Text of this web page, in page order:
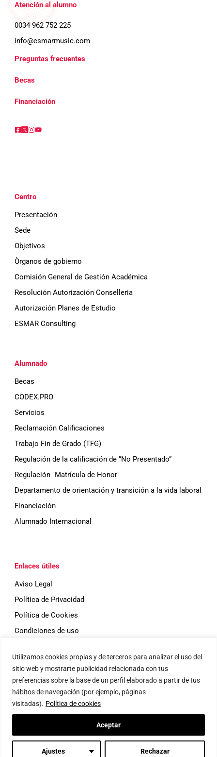
Utilizamos cookies propias y de terceros para analizar el uso del
sitio web y mostrarte publicidad relacionada con tus
preferencias sobre la base de un perfil elaborado a partir de tus
hábitos de navegación (por ejemplo, páginas
visitadas). Política de cookies
Ajustes Rechazar
Aceptar
Atención al alumno
0034 962 752 225
info@esmarmusic.com
Preguntas frecuentes
Becas
Financiación
Centro
Presentación
Sede
Objetivos
Òrganos de gobierno
Comisión General de Gestión Académica
Resolución Autorización Conselleria
Autorización Planes de Estudio
ESMAR Consulting
Alumnado
Becas
CODEX.PRO
Servicios
Reclamación Calificaciones
Trabajo Fin de Grado (TFG)
Regulación de la calificación de “No Presentado”
Regulación "Matrícula de Honor"
Departamento de orientación y transición a la vida laboral
Financiación
Alumnado Internacional
Enlaces útiles
Aviso Legal
Política de Privacidad
Política de Cookies
Condiciones de uso
Eventos
© 2026 Global Education Initiatives, S.L. -diseño web dēnou